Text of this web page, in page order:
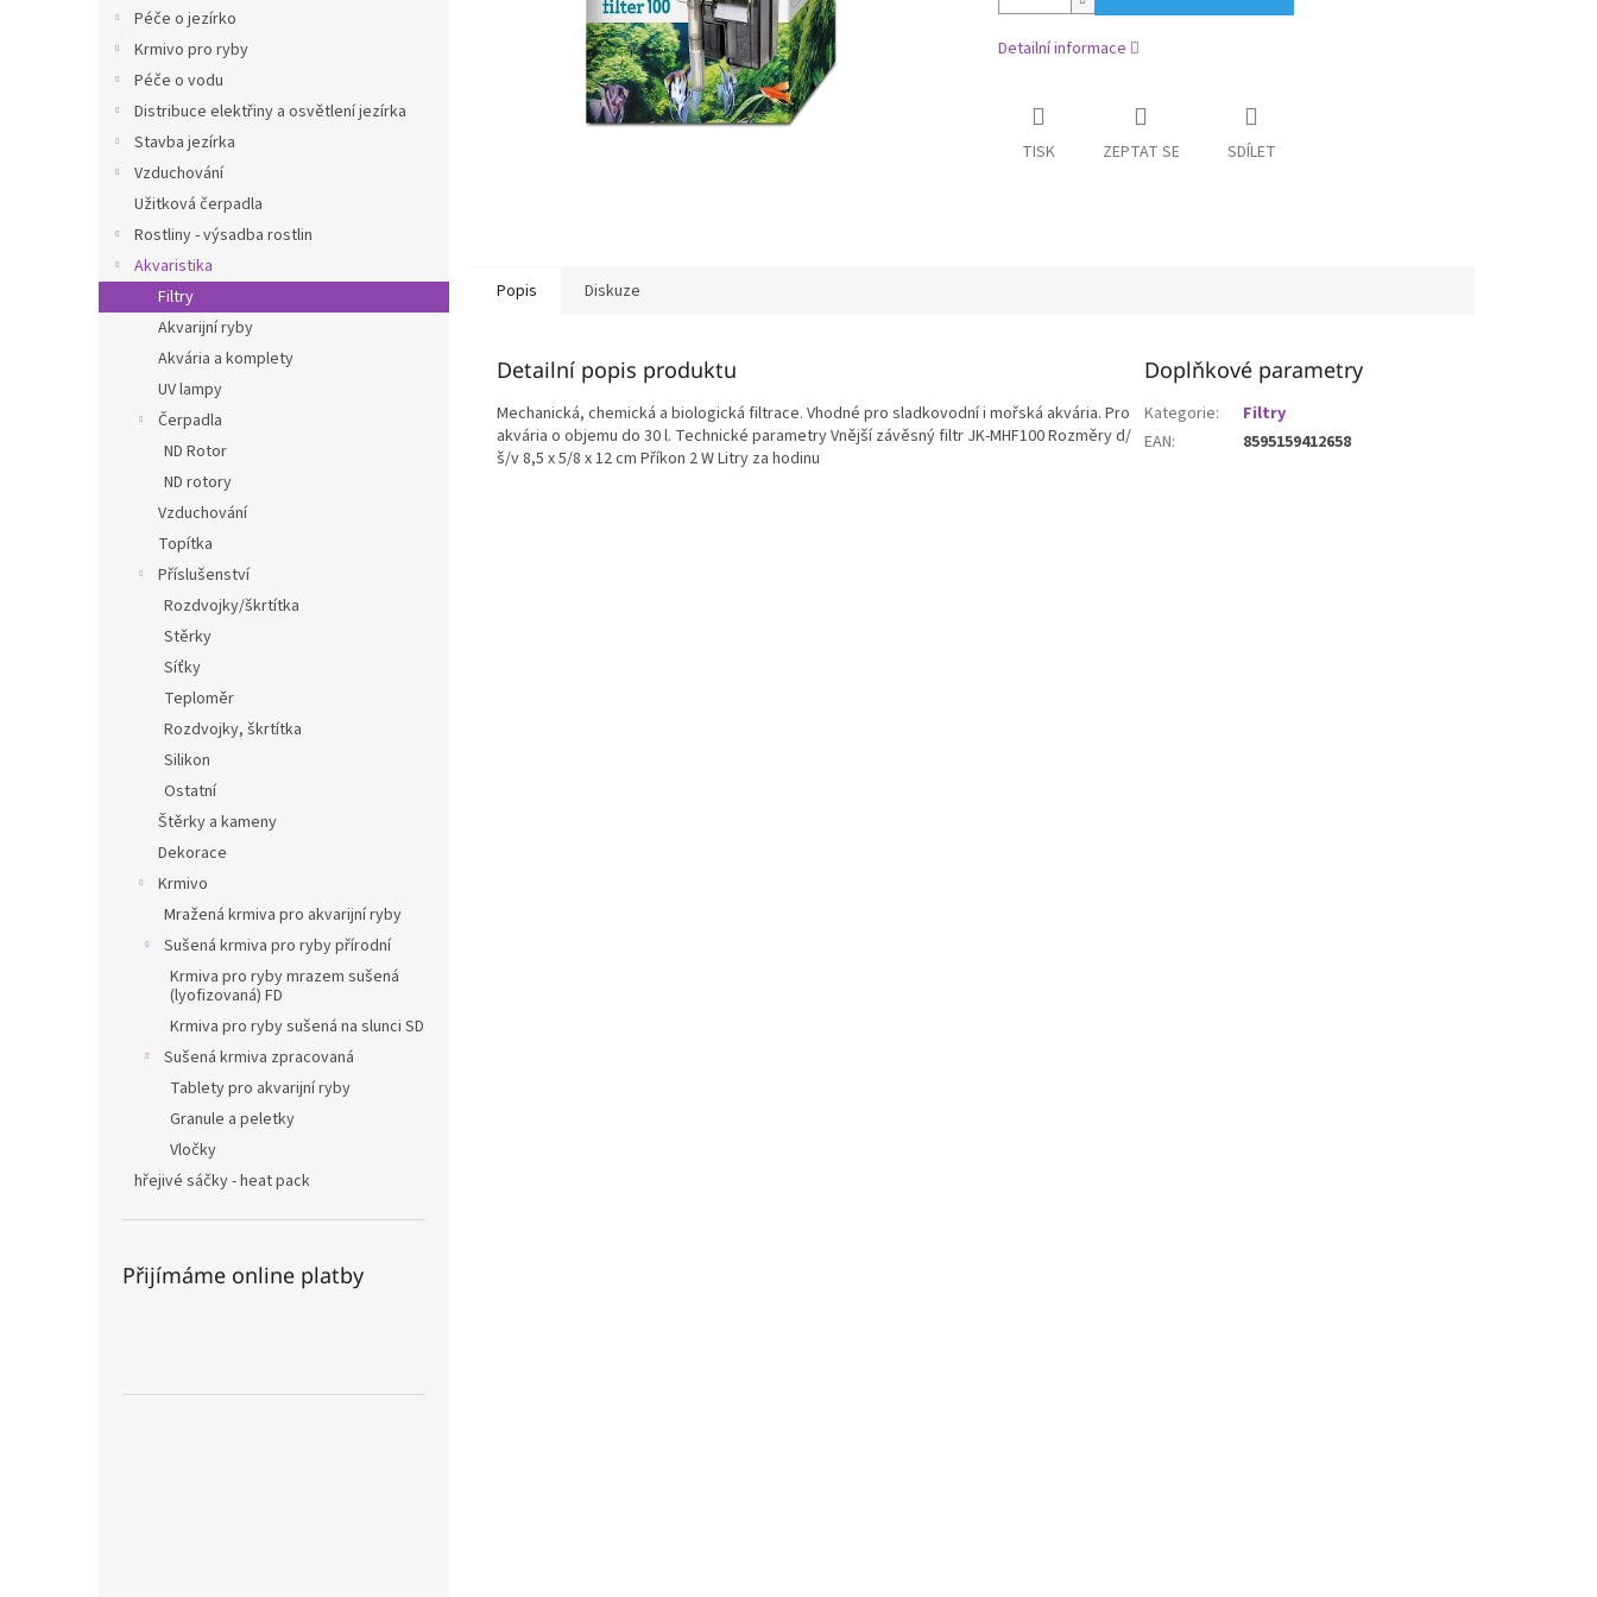
Péče o jezírko
Krmivo pro ryby
Péče o vodu
Distribuce elektřiny a osvětlení jezírka
Stavba jezírka
Vzduchování
Užitková čerpadla
Rostliny - výsadba rostlin
Akvaristika
Filtry
Akvarijní ryby
Akvária a komplety
UV lampy
Čerpadla
ND Rotor
ND rotory
Vzduchování
Topítka
Příslušenství
Rozdvojky/škrtítka
Stěrky
Síťky
Teploměr
Rozdvojky, škrtítka
Silikon
Ostatní
Štěrky a kameny
Dekorace
Krmivo
Mražená krmiva pro akvarijní ryby
Sušená krmiva pro ryby přírodní
Krmiva pro ryby mrazem sušená
(lyofizovaná) FD
Krmiva pro ryby sušená na slunci SD
Sušená krmiva zpracovaná
Tablety pro akvarijní ryby
Granule a peletky
Vločky
hřejivé sáčky - heat pack
Přijímáme online platby
Detailní informace
TISK ZEPTAT SE SDÍLET
Popis Diskuze
Detailní popis produktu
Mechanická, chemická a biologická filtrace. Vhodné pro sladkovodní i mořská akvária. Pro
akvária o objemu do 30 l. Technické parametry Vnější závěsný filtr JK-MHF100 Rozměry d/
š/v 8,5 x 5/8 x 12 cm Příkon 2 W Litry za hodinu
Doplňkové parametry
Kategorie:
Filtry
EAN: 8595159412658